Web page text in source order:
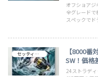
オフショア
全グレードで
スペックでド
セッティング
【8000番
SW！価格
24ストラデ